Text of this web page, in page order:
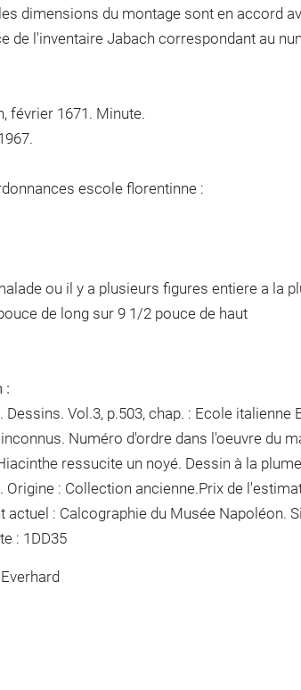
dimensions du montage sont en accord
de l'inventaire Jabach correspondant au
février 1671. Minute.
escole florentinne :
ou il y a plusieurs figures entiere a la
de long sur 9 1/2 pouce de haut
:
Vol.3, p.503, chap. : Ecole italienne
Numéro d'ordre dans l'oeuvre du
ressucite un noyé. Dessin à la
Origine : Collection ancienne.Prix de
: Calcographie du Musée Napoléon.
: 1DD35